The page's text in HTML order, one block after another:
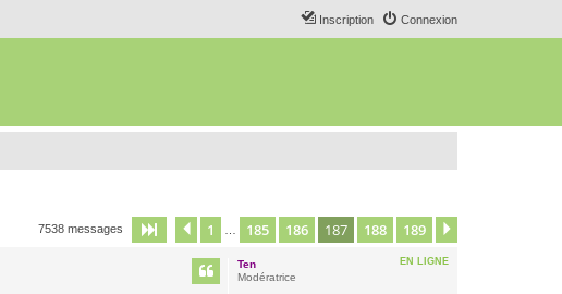
Connexion
Inscription
7538 messages Page 187 sur189
Précédent
1 185 186 187 188 189
EN LIGNE
Ten
Modératrice